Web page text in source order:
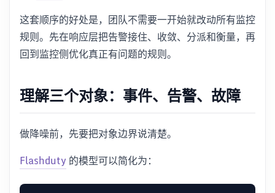
这套顺序的好处是，团队不需要一开始就改动所有监控
规则。先在响应层把告警接住、收敛、分派和衡量，再
回到监控侧优化真正有问题的规则。
理解三个对象：事件、告警、故障
做降噪前，先要把对象边界说清楚。
Flashduty 的模型可以简化为：